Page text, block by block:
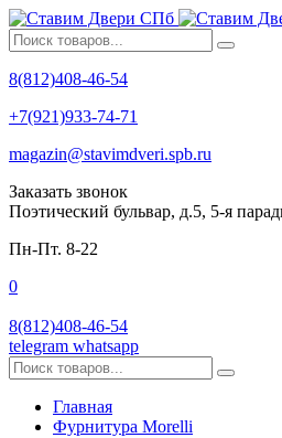
8(812)408-46-54
+7(921)933-74-71
magazin@stavimdveri.spb.ru
Заказать звонок
Поэтический бульвар, д.5, 5-я
Пн-Пт. 8-22
0
8(812)408-46-54
telegram whatsapp
Главная
Фурнитура Morelli